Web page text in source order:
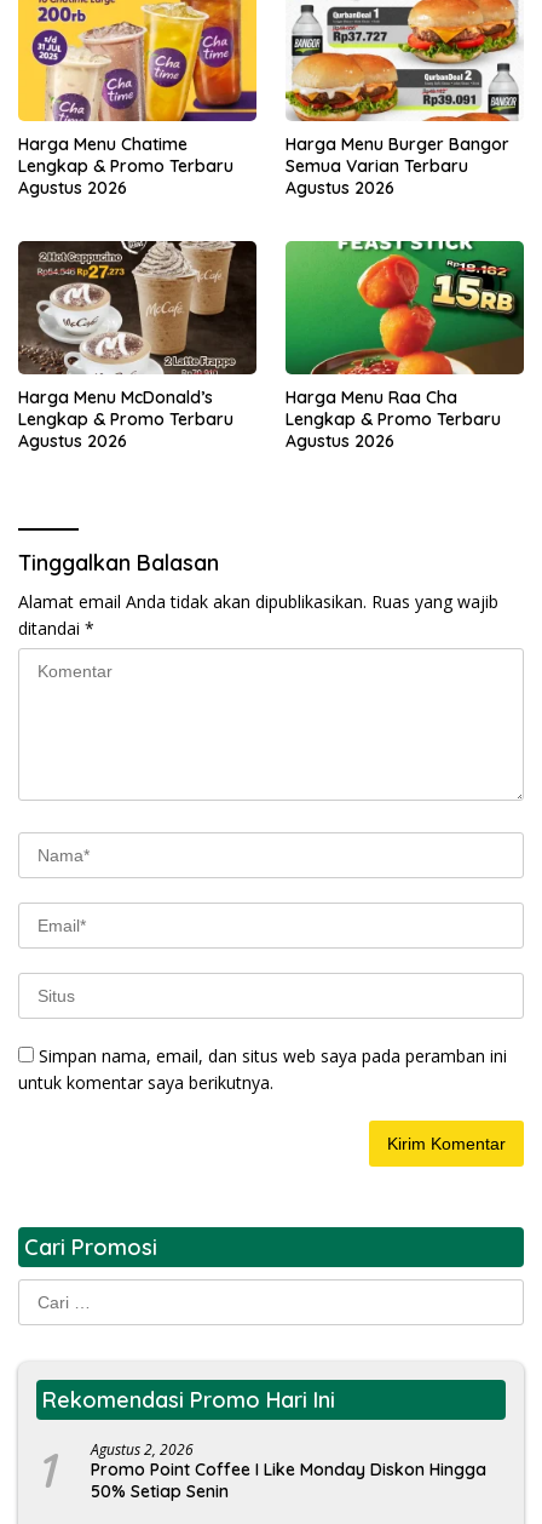
Harga Menu Chatime
Lengkap & Promo Terbaru
Agustus 2026
Harga Menu Burger Bangor
Semua Varian Terbaru
Agustus 2026
Harga Menu McDonald’s
Lengkap & Promo Terbaru
Agustus 2026
Harga Menu Raa Cha
Lengkap & Promo Terbaru
Agustus 2026
Tinggalkan Balasan
Alamat email Anda tidak akan dipublikasikan. Ruas yang wajib
ditandai *
Simpan nama, email, dan situs web saya pada peramban ini
untuk komentar saya berikutnya.
Cari Promosi
Cari
untuk:
Rekomendasi Promo Hari Ini
1 Agustus 2, 2026
Promo Point Coffee I Like Monday Diskon Hingga
50% Setiap Senin